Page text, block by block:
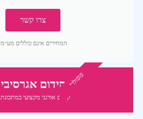
צרו קשר
המחירים אינם כוללים מע״מ.
פופולרי קידום אגרסיבי
קידום אורגני מקצועי במתכונת 4